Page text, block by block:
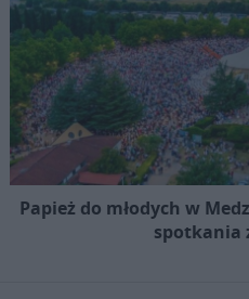
Papież do młodych w
spotkania